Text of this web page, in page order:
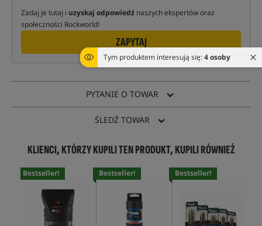
Tym produktem interesują się:4 osoby
Zadaj je tutaj i uzyskaj odpowiedź naszych ekspertów oraz
społeczności Rockworld!
ZAPYTAJ
PYTANIE O TOWAR
ŚLEDŹ TOWAR
KLIENCI, KTÓRZY KUPILI TEN PRODUKT, KUPILI RÓWNIEŻ
Bestseller! Bestseller! Bestseller!